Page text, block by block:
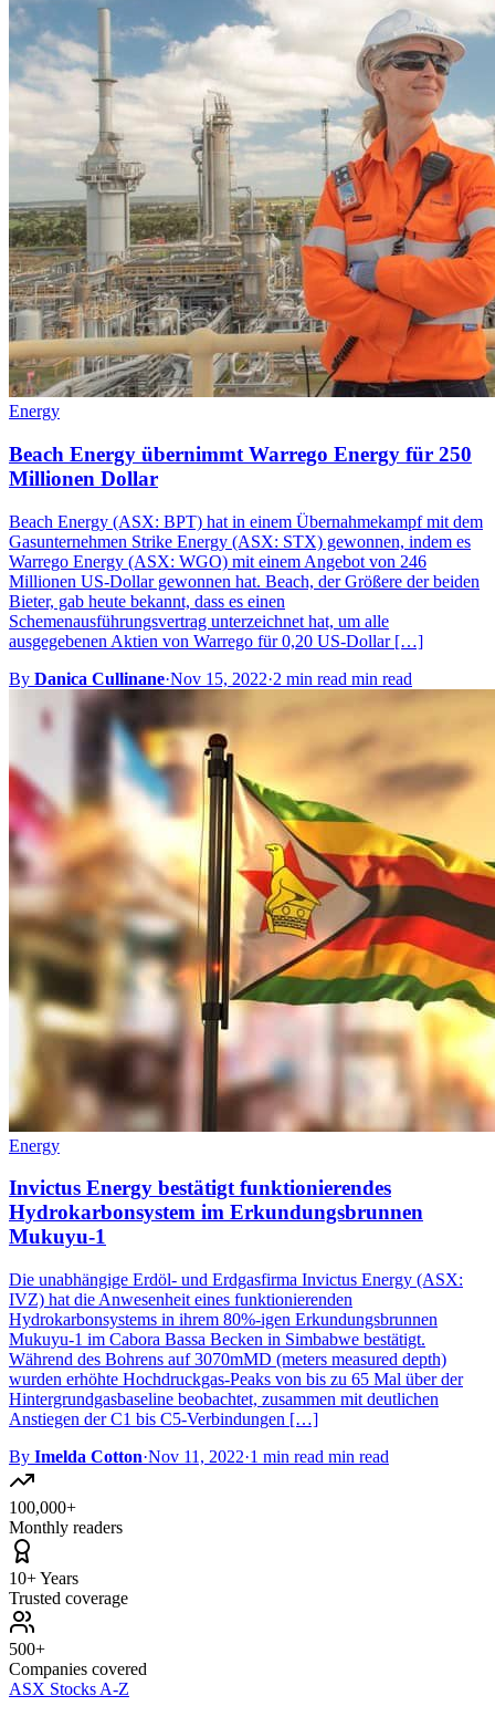
Energy
Beach Energy übernimmt Warrego Energy für 250
Millionen Dollar
Beach Energy (ASX: BPT) hat in einem Übernahmekampf mit dem
Gasunternehmen Strike Energy (ASX: STX) gewonnen, indem es
Warrego Energy (ASX: WGO) mit einem Angebot von 246
Millionen US-Dollar gewonnen hat. Beach, der Größere der beiden
Bieter, gab heute bekannt, dass es einen
Schemenausführungsvertrag unterzeichnet hat, um alle
ausgegebenen Aktien von Warrego für 0,20 US-Dollar […]
By Danica Cullinane·Nov 15, 2022·2 min read min read
Energy
Invictus Energy bestätigt funktionierendes
Hydrokarbonsystem im Erkundungsbrunnen
Mukuyu-1
Die unabhängige Erdöl- und Erdgasfirma Invictus Energy (ASX:
IVZ) hat die Anwesenheit eines funktionierenden
Hydrokarbonsystems in ihrem 80%-igen Erkundungsbrunnen
Mukuyu-1 im Cabora Bassa Becken in Simbabwe bestätigt.
Während des Bohrens auf 3070mMD (meters measured depth)
wurden erhöhte Hochdruckgas-Peaks von bis zu 65 Mal über der
Hintergrundgasbaseline beobachtet, zusammen mit deutlichen
Anstiegen der C1 bis C5-Verbindungen […]
By Imelda Cotton·Nov 11, 2022·1 min read min read
100,000+
Monthly readers
10+ Years
Trusted coverage
500+
Companies covered
ASX Stocks A-Z